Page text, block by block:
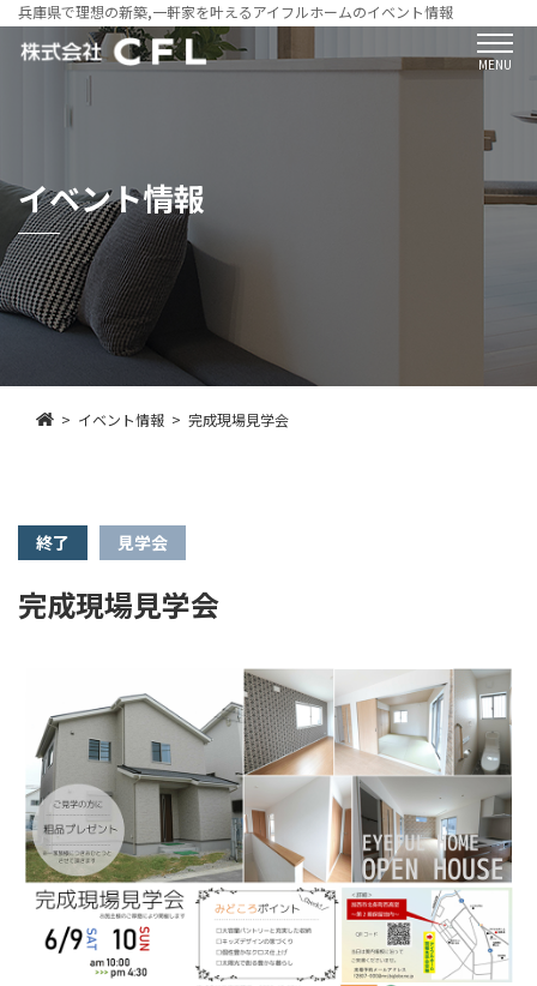
兵庫県で理想の新築,一軒家を叶えるアイフルホームのイベント情報
MENU
イベント情報
イベント情報 完成現場見学会
終了 見学会
完成現場見学会